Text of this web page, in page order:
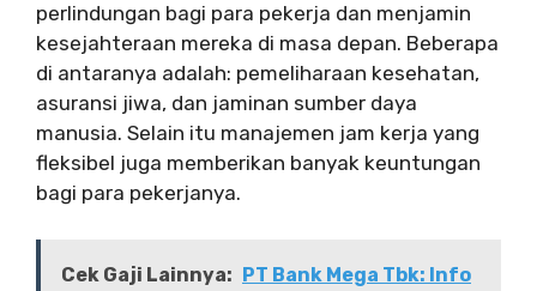
perlindungan bagi para pekerja dan menjamin
kesejahteraan mereka di masa depan. Beberapa
di antaranya adalah: pemeliharaan kesehatan,
asuransi jiwa, dan jaminan sumber daya
manusia. Selain itu manajemen jam kerja yang
fleksibel juga memberikan banyak keuntungan
bagi para pekerjanya.
Cek Gaji Lainnya: PT Bank Mega Tbk: Info